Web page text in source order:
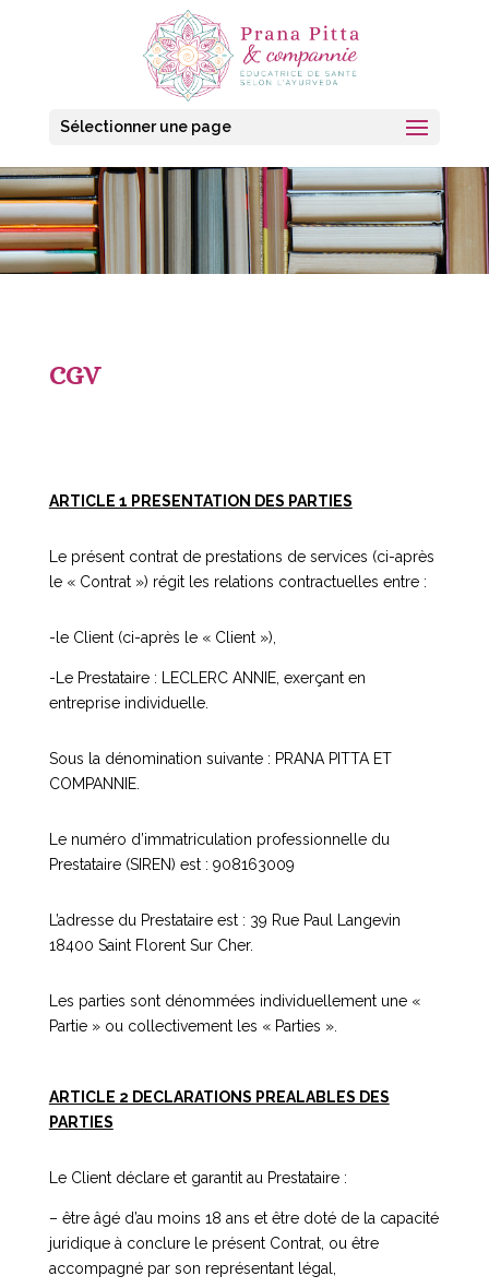
Sélectionner une page
CGV
ARTICLE 1 PRESENTATION DES PARTIES
Le présent contrat de prestations de services (ci-après
le « Contrat ») régit les relations contractuelles entre :
-le Client (ci-après le « Client »),
-Le Prestataire : LECLERC ANNIE, exerçant en
entreprise individuelle.
Sous la dénomination suivante : PRANA PITTA ET
COMPANNIE.
Le numéro d’immatriculation professionnelle du
Prestataire (SIREN) est : 908163009
L’adresse du Prestataire est : 39 Rue Paul Langevin
18400 Saint Florent Sur Cher.
Les parties sont dénommées individuellement une «
Partie » ou collectivement les « Parties ».
ARTICLE 2 DECLARATIONS PREALABLES DES
PARTIES
Le Client déclare et garantit au Prestataire :
– être âgé d’au moins 18 ans et être doté de la capacité
juridique à conclure le présent Contrat, ou être
accompagné par son représentant légal,